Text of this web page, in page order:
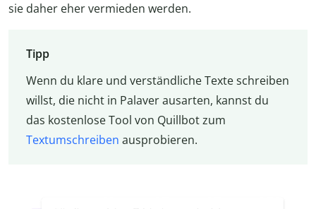
sie daher eher vermieden werden.
Tipp
Wenn du klare und verständliche Texte schreiben
willst, die nicht in Palaver ausarten, kannst du
das kostenlose Tool von Quillbot zum
Textumschreiben ausprobieren.